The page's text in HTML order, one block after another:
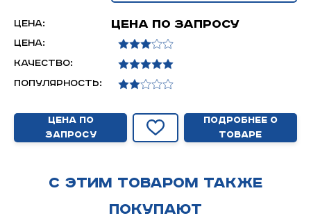
Цена: Цена по запросу
Цена:
Качество:
Популярность:
Цена по
запросу
Подробнее о
товаре
С этим товаром также
покупают